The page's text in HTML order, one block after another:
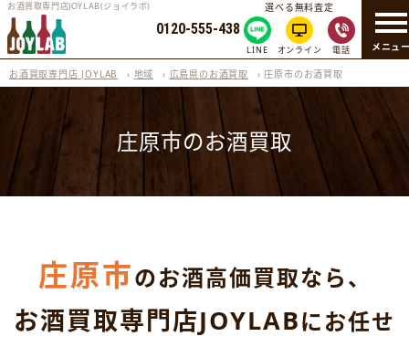
メニュ
お酒買取専門店JOYLAB(ジョイラボ)
0120-555-438
選べる無料査定
LINE オンライン 電話
お酒買取専門店 JOYLAB › 地域 › 広島県のお酒買取 ›庄原市のお酒買取
庄原市のお酒買取
庄原市のお酒高価買取なら、
お酒買取専門店JOYLABにお任せ